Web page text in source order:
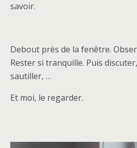
savoir.
Debout près de la fenêtre.
Rester si tranquille. Puis
sautiller, …
Et moi, le regarder.